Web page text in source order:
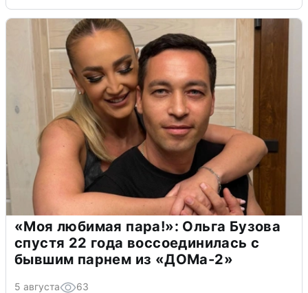
«Моя любимая пара!»: Ольга Бузова
спустя 22 года воссоединилась с
бывшим парнем из «ДОМа-2»
5 августа 63